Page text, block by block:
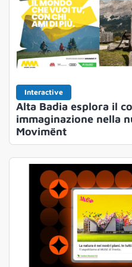
Interactive
Alta Badia esplora il
immaginazione nella
Movimënt